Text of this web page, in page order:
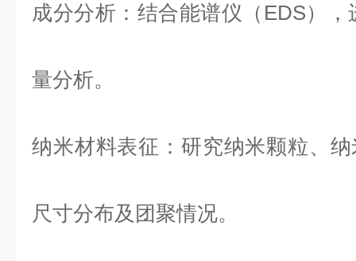
成分分析 ：结合能谱仪（EDS）
量分析。
纳米材料表征 ：研究纳米颗粒、
尺寸分布及团聚情况。